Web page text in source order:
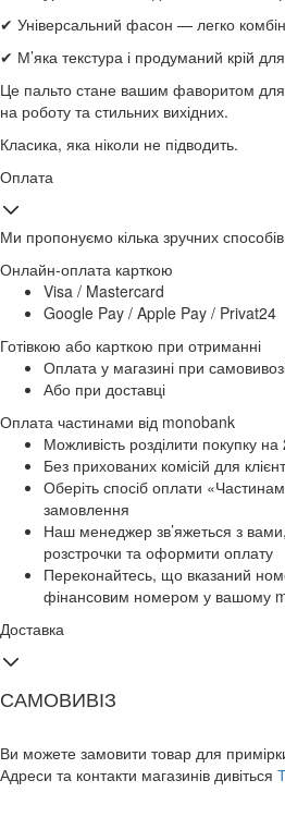
✔ Універсальний фасон — легко
✔ М’яка текстура і продуманий крій
Це пальто стане вашим фаворитом для
на роботу та стильних вихідних.
Класика, яка ніколи не підводить.
Оплата
Ми пропонуємо кілька зручних
Онлайн-оплата карткою
Visa / Mastercard
Google Pay / Apple Pay / Privat24
Готівкою або карткою при отриманні
Оплата у магазині при
Або при доставці
Оплата частинами від monobank
Можливість розділити покупку
Без прихованих комісій для
Оберіть спосіб оплати
замовлення
Наш менеджер зв’яжеться з
розстрочки та оформити оплату
Переконайтесь, що вказаний
фінансовим номером у вашому
Доставка
САМОВИВІЗ
Ви можете замовити товар для
Адреси та контакти магазинів дивіться